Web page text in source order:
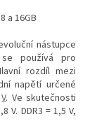
a 16GB
nástupce
používá pro
rozdíl mezi
napětí určené
V. Ve skutečnosti
DDR3 = 1,5 V,